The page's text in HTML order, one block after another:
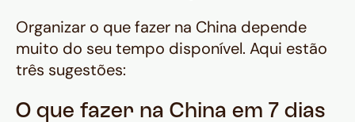
Organizar o que fazer na China depende
muito do seu tempo disponível. Aqui estão
três sugestões:
O que fazer na China em 7 dias